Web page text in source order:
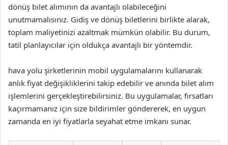
dönüş bilet alımının da avantajlı olabileceğini
unutmamalısınız. Gidiş ve dönüş biletlerini birlikte alarak,
toplam maliyetinizi azaltmak mümkün olabilir. Bu durum,
tatil planlayıcılar için oldukça avantajlı bir yöntemdir.
hava yolu şirketlerinin mobil uygulamalarını kullanarak
anlık fiyat değişikliklerini takip edebilir ve anında bilet alım
işlemlerini gerçekleştirebilirsiniz. Bu uygulamalar, fırsatları
kaçırmamanız için size bildirimler göndererek, en uygun
zamanda en iyi fiyatlarla seyahat etme imkanı sunar.